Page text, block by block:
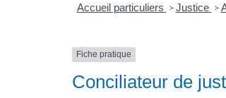
Accueil particuliers > Justice >
Fiche pratique
Conciliateur de